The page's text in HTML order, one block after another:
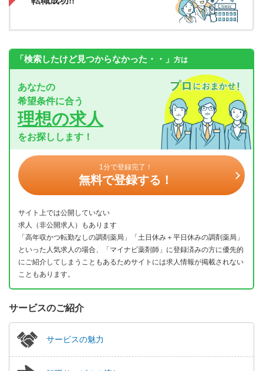
「検索したけど見つからなかった・・」 方は
あなたの
希望条件に合う
理想の求人
をお探しします！
1分で登録完了！
無料で登録する！
サイト上では公開していない
求人（非公開求人）もあります
「高年収かつ転勤なしの調剤薬局」「土日休み＋平日休みの調剤薬局」
といった人気求人の場合、「マイナビ薬剤師」に登録済みの方に優先的
にご紹介してしまうこともあるためサイトには求人情報が掲載されない
こともあります。
サービスのご紹介
サービスの魅力